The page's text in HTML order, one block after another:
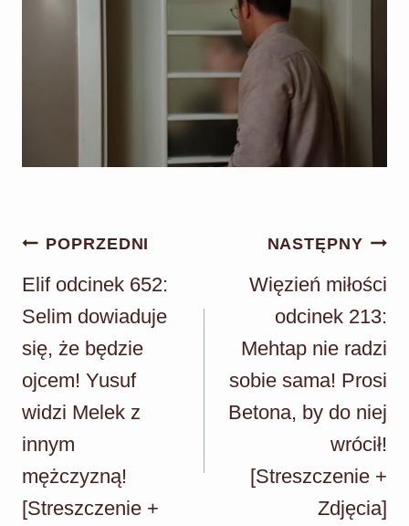
Nawigacja
wpisu
POPRZEDNI
Elif odcinek 652:
Selim dowiaduje
się, że będzie
ojcem! Yusuf
widzi Melek z
innym
mężczyzną!
[Streszczenie +
NASTĘPNY
Więzień miłości
odcinek 213:
Mehtap nie radzi
sobie sama! Prosi
Betona, by do niej
wrócił!
[Streszczenie +
Zdjęcia]